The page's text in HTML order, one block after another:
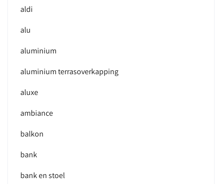
aldi
alu
aluminium
aluminium terrasoverkapping
aluxe
ambiance
balkon
bank
bank en stoel